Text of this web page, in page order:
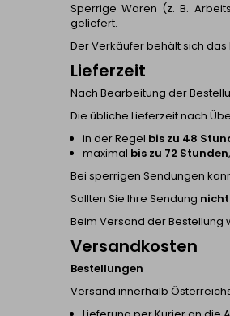
Sperrige Waren (z. B.
geliefert.
Der Verkäufer behält sich
Lieferzeit
Nach Bearbeitung der
Die übliche Lieferzeit nach
in der Regel bis zu 48
maximal bis zu 72 Stunden
Bei sperrigen Sendungen
Sollten Sie Ihre Sendung
Beim Versand der
Versandkosten
Bestellungen
Versand innerhalb